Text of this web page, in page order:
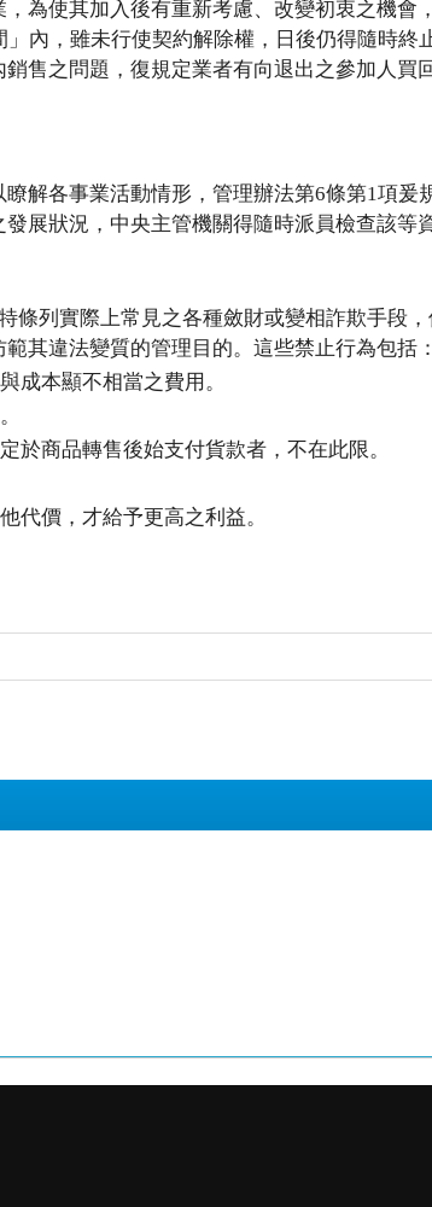
為使其加入後有重新考慮、改變初衷之機會
內，雖未行使契約解除權，日後仍得隨時終
售之問題，復規定業者有向退出之參加人買
解各事業活動情形，管理辦法第6條第1項爰
展狀況，中央主管機關得隨時派員檢查該等資
條列實際上常見之各種斂財或變相詐欺手段
其違法變質的管理目的。這些禁止行為包括：
成本顯不相當之費用。
於商品轉售後始支付貨款者，不在此限。
代價，才給予更高之利益。